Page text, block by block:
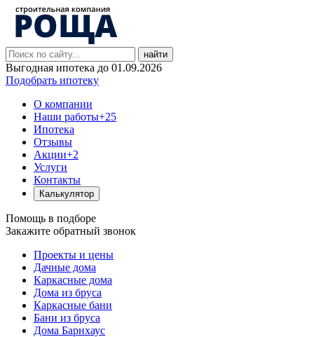
найти
Выгодная ипотека до 01.09.2026
Подобрать ипотеку
О компании
Наши работы+25
Ипотека
Отзывы
Акции+2
Услуги
Контакты
Калькулятор
Помощь в подборе
Закажите обратный звонок
Проекты и цены
Дачные дома
Каркасные дома
Дома из бруса
Каркасные бани
Бани из бруса
Дома Барнхаус